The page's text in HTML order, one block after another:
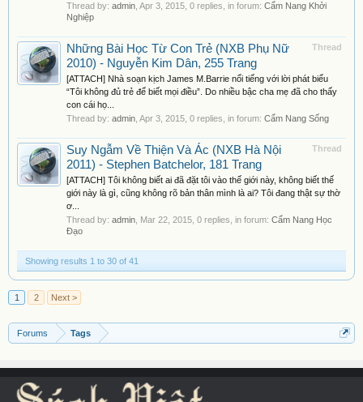
Thread by: admin Apr 3, 2015 , 0 replies, in forum: Cẩm Nang Khởi
Nghiệp
Thread
Những Bài Học Từ Con Trẻ (NXB Phụ Nữ
2010) - Nguyễn Kim Dân, 255 Trang
[ATTACH] Nhà soạn kịch James M.Barrie nổi tiếng với lời phát biểu
“Tôi không đủ trẻ để biết mọi điều”. Do nhiều bậc cha mẹ đã cho thấy
con cái họ...
Thread by: admin Apr 3, 2015 , 0 replies, in forum: Cẩm Nang Sống
Thread
Suy Ngẫm Về Thiện Và Ác (NXB Hà Nội
2011) - Stephen Batchelor, 181 Trang
[ATTACH] Tôi không biết ai đã đặt tôi vào thế giới này, không biết thế
giới này là gì, cũng không rõ bản thân mình là ai? Tôi đang thật sự thờ
ơ...
Thread by: admin Mar 22, 2015 , 0 replies, in forum: Cẩm Nang Học
Đạo
Showing results 1 to 30 of 41
1 2 Next >
Forums Tags